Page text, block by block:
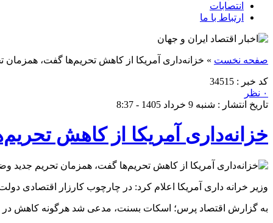
انتصابات
ارتباط با ما
صفحه نخست » خزانه‌داری آمریکا از کاهش تحریم‌ها گفت، همزمان
کد خبر : 34515
۰ نظر
تاریخ انتشار : شنبه 9 خرداد 1405 - 8:37
خزانه‌داری آمریکا از کاهش
وزیر خرانه داری آمریکا اعلام کرد: در چارچوب کارزار اقتصادی
به گزارش اقتصاد پرس؛ اسکات بسنت، مدعی شد هرگونه کاهش در